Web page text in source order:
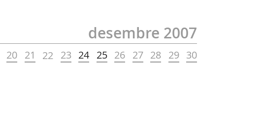
desembre 2007
20 21 22 23 24 25 26 27 28 29 30